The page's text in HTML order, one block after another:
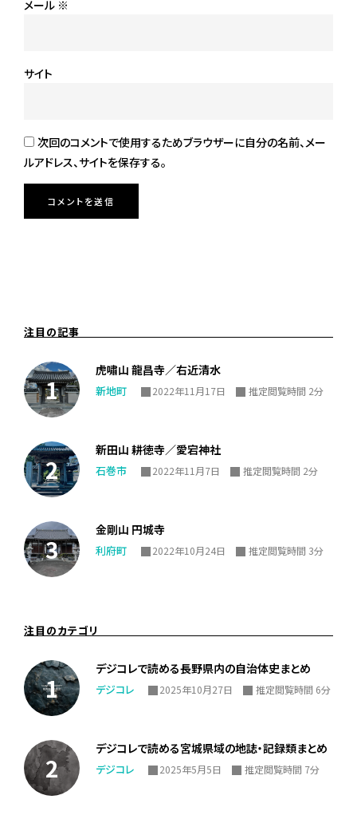
メール ※
サイト
次回のコメントで使用するためブラウザーに自分の名前、メー
ルアドレス、サイトを保存する。
注目の記事
虎嘯山 龍昌寺／右近清水
新地町 2022年11月17日 推定閲覧時間 2分
新田山 耕徳寺／愛宕神社
石巻市 2022年11月7日 推定閲覧時間 2分
金剛山 円城寺
利府町 2022年10月24日 推定閲覧時間 3分
注目のカテゴリ
デジコレで読める長野県内の自治体史まとめ
デジコレ 2025年10月27日 推定閲覧時間 6分
デジコレで読める宮城県域の地誌・記録類まとめ
デジコレ 2025年5月5日 推定閲覧時間 7分